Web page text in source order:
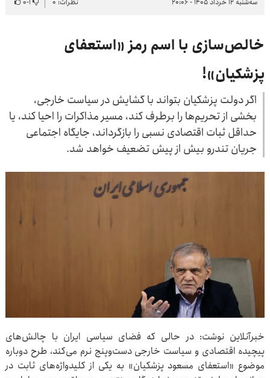
خالص‌سازی با اسم رمز «استعفای
پزشکیان»!
اگر دولت پزشکیان بتواند با گشایش در سیاست خارجی،
بخشی از تحریم‌ها را برطرف کند، مسیر مذاکرات را احیا کند، یا
حداقل ثبات اقتصادی نسبی را بازگرداند، جایگاه اجتماعی
جریان تندرو بیش از پیش تضعیف خواهد شد.
خبرآنلاین نوشت: در حالی که فضای سیاسی ایران با چالش‌های
پیچیده اقتصادی و سیاست خارجی دست‌وپنج نرم می‌کند، طرح دوباره
موضوع «استعفای مسعود پزشکیان» به یکی از کلیدواژه‌های ثابت در